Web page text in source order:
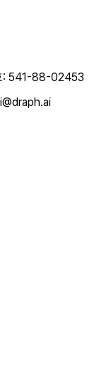
: 541-88-02453